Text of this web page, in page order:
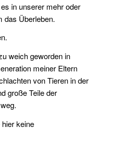
in unserer mehr oder
das Überleben.
weich geworden in
meiner Eltern
von Tieren in der
große Teile der
keine